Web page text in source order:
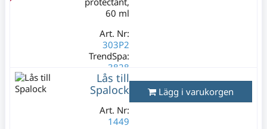
60 ml
Art. Nr:
303P2
TrendSpa:
3828
Lagerstatus:
2 st
49 kr
Varav moms:
Lås till
Spalock
Art. Nr:
1449
Lägg i varukorgen